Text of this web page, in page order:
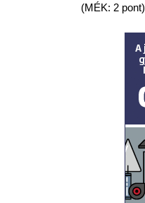
(MÉK: 2 pont)